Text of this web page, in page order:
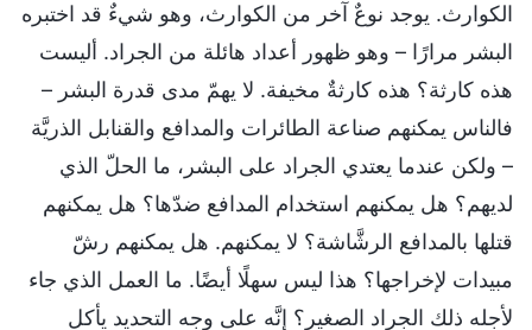
الكوارث. يوجد نوعٌ آخر من الكوارث، وهو شيءٌ قد اختبره
البشر مرارًا – وهو ظهور أعداد هائلة من الجراد. أليست
هذه كارثة؟ هذه كارثةٌ مخيفة. لا يهمّ مدى قدرة البشر –
فالناس يمكنهم صناعة الطائرات والمدافع والقنابل الذريَّة
– ولكن عندما يعتدي الجراد على البشر، ما الحلّ الذي
لديهم؟ هل يمكنهم استخدام المدافع ضدّها؟ هل يمكنهم
قتلها بالمدافع الرشَّاشة؟ لا يمكنهم. هل يمكنهم رشّ
مبيدات لإخراجها؟ هذا ليس سهلًا أيضًا. ما العمل الذي جاء
لأجله ذلك الجراد الصغير؟ إنَّه على وجه التحديد يأكل